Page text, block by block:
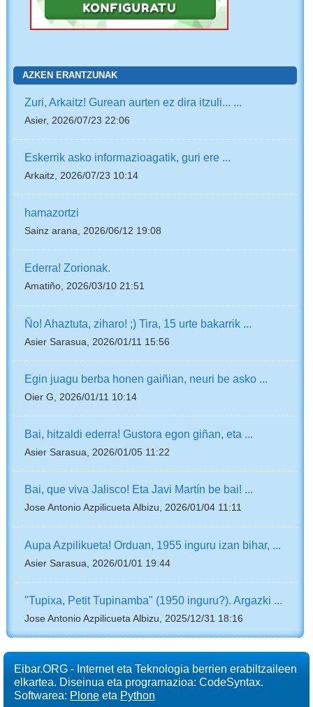
AZKEN ERANTZUNAK
Zuri, Arkaitz! Gurean aurten ez dira itzuli... ...
Asier, 2026/07/23 22:06
Eskerrik asko informazioagatik, guri ere ...
Arkaitz, 2026/07/23 10:14
hamazortzi
Sainz arana, 2026/06/12 19:08
Ederra! Zorionak.
Amatiño, 2026/03/10 21:51
Ño! Ahaztuta, ziharo! ;) Tira, 15 urte bakarrik ...
Asier Sarasua, 2026/01/11 15:56
Egin juagu berba honen gaiñian, neuri be asko ...
Oier G, 2026/01/11 10:14
Bai, hitzaldi ederra! Gustora egon giñan, eta ...
Asier Sarasua, 2026/01/05 11:22
Bai, que viva Jalisco! Eta Javi Martín be bai! ...
Jose Antonio Azpilicueta Albizu, 2026/01/04 11:11
Aupa Azpilikueta! Orduan, 1955 inguru izan bihar, ...
Asier Sarasua, 2026/01/01 19:44
"Tupixa, Petit Tupinamba" (1950 inguru?). Argazki ...
Jose Antonio Azpilicueta Albizu, 2025/12/31 18:16
Eibar.ORG - Internet eta Teknologia berrien erabiltzaileen
elkartea. Diseinua eta programazioa: CodeSyntax.
Softwarea: Plone eta Python